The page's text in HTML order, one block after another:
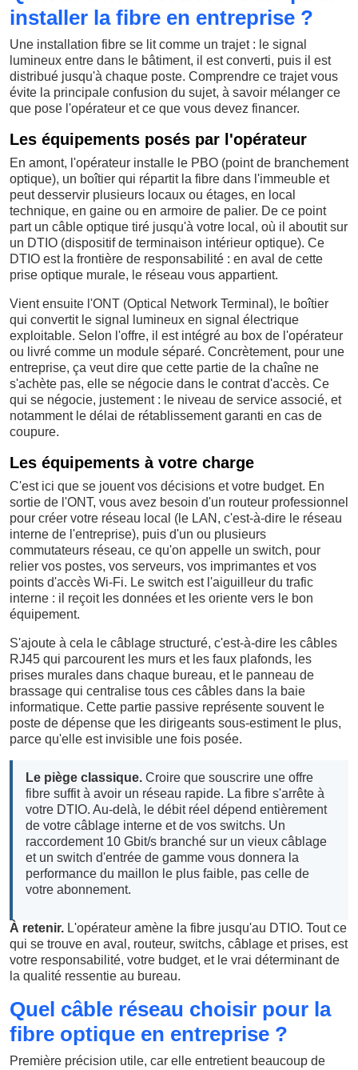
installer la fibre en entreprise ?
Une installation fibre se lit comme un trajet : le signal
lumineux entre dans le bâtiment, il est converti, puis il est
distribué jusqu'à chaque poste. Comprendre ce trajet vous
évite la principale confusion du sujet, à savoir mélanger ce
que pose l'opérateur et ce que vous devez financer.
Les équipements posés par l'opérateur
En amont, l'opérateur installe le PBO (point de branchement
optique), un boîtier qui répartit la fibre dans l'immeuble et
peut desservir plusieurs locaux ou étages, en local
technique, en gaine ou en armoire de palier. De ce point
part un câble optique tiré jusqu'à votre local, où il aboutit sur
un DTIO (dispositif de terminaison intérieur optique). Ce
DTIO est la frontière de responsabilité : en aval de cette
prise optique murale, le réseau vous appartient.
Vient ensuite l'ONT (Optical Network Terminal), le boîtier
qui convertit le signal lumineux en signal électrique
exploitable. Selon l'offre, il est intégré au box de l'opérateur
ou livré comme un module séparé. Concrètement, pour une
entreprise, ça veut dire que cette partie de la chaîne ne
s'achète pas, elle se négocie dans le contrat d'accès. Ce
qui se négocie, justement : le niveau de service associé, et
notamment le délai de rétablissement garanti en cas de
coupure.
Les équipements à votre charge
C'est ici que se jouent vos décisions et votre budget. En
sortie de l'ONT, vous avez besoin d'un routeur professionnel
pour créer votre réseau local (le LAN, c'est-à-dire le réseau
interne de l'entreprise), puis d'un ou plusieurs
commutateurs réseau, ce qu'on appelle un switch, pour
relier vos postes, vos serveurs, vos imprimantes et vos
points d'accès Wi-Fi. Le switch est l'aiguilleur du trafic
interne : il reçoit les données et les oriente vers le bon
équipement.
S'ajoute à cela le câblage structuré, c'est-à-dire les câbles
RJ45 qui parcourent les murs et les faux plafonds, les
prises murales dans chaque bureau, et le panneau de
brassage qui centralise tous ces câbles dans la baie
informatique. Cette partie passive représente souvent le
poste de dépense que les dirigeants sous-estiment le plus,
parce qu'elle est invisible une fois posée.
Le piège classique. Croire que souscrire une offre
fibre suffit à avoir un réseau rapide. La fibre s'arrête à
votre DTIO. Au-delà, le débit réel dépend entièrement
de votre câblage interne et de vos switchs. Un
raccordement 10 Gbit/s branché sur un vieux câblage
et un switch d'entrée de gamme vous donnera la
performance du maillon le plus faible, pas celle de
votre abonnement.
À retenir. L'opérateur amène la fibre jusqu'au DTIO. Tout ce
qui se trouve en aval, routeur, switchs, câblage et prises, est
votre responsabilité, votre budget, et le vrai déterminant de
la qualité ressentie au bureau.
Quel câble réseau choisir pour la
fibre optique en entreprise ?
Première précision utile, car elle entretient beaucoup de